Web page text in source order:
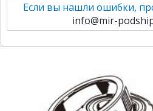
Если вы нашли ошибки,
info@mir-